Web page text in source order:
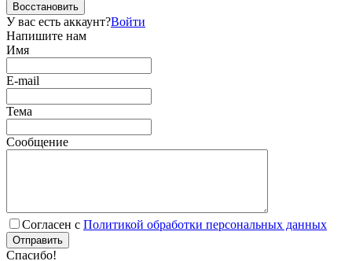
Восстановить
У вас есть аккаунт?Войти
Напишите нам
Имя
E-mail
Тема
Сообщение
Согласен с Политикой обработки персональных данных
Отправить
Спасибо!